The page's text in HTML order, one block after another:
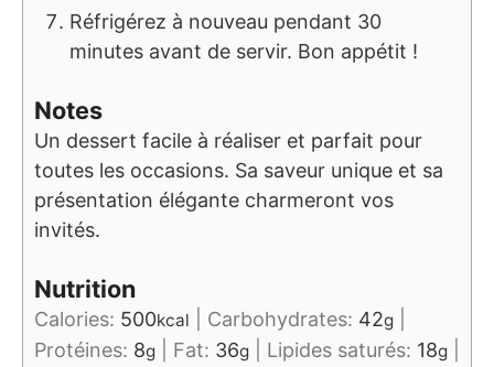
Réfrigérez à nouveau pendant 30
minutes avant de servir. Bon appétit !
Notes
Un dessert facile à réaliser et parfait pour
toutes les occasions. Sa saveur unique et sa
présentation élégante charmeront vos
invités.
Nutrition
Calories: 500kcal Carbohydrates: 42g
Protéines: 8g Fat: 36g Lipides saturés: 18g